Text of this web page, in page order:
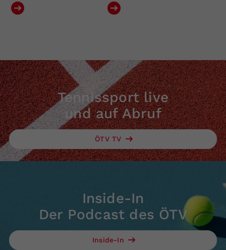
Tennissport live
und auf Abruf
ÖTV TV
Inside-In
Der Podcast des ÖTV
Inside-In